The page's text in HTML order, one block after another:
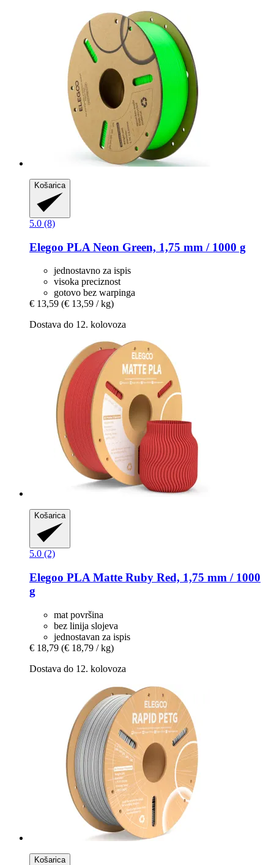
Košarica
5.0 (8)
Elegoo PLA Neon Green, 1,75 mm / 1000 g
jednostavno za ispis
visoka preciznost
gotovo bez warpinga
€ 13,59 (€ 13,59 / kg)
Dostava do 12. kolovoza
Košarica
5.0 (2)
Elegoo PLA Matte Ruby Red, 1,75 mm / 1000
g
mat površina
bez linija slojeva
jednostavan za ispis
€ 18,79 (€ 18,79 / kg)
Dostava do 12. kolovoza
Košarica